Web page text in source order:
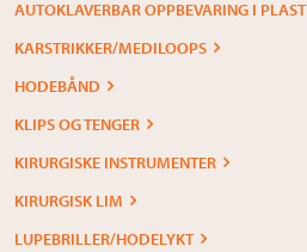
AUTOKLAVERBAR OPPBEVARING I PLAST
KARSTRIKKER/MEDILOOPS
HODEBÅND
KLIPS OG TENGER
KIRURGISKE INSTRUMENTER
KIRURGISK LIM
LUPEBRILLER/HODELYKT